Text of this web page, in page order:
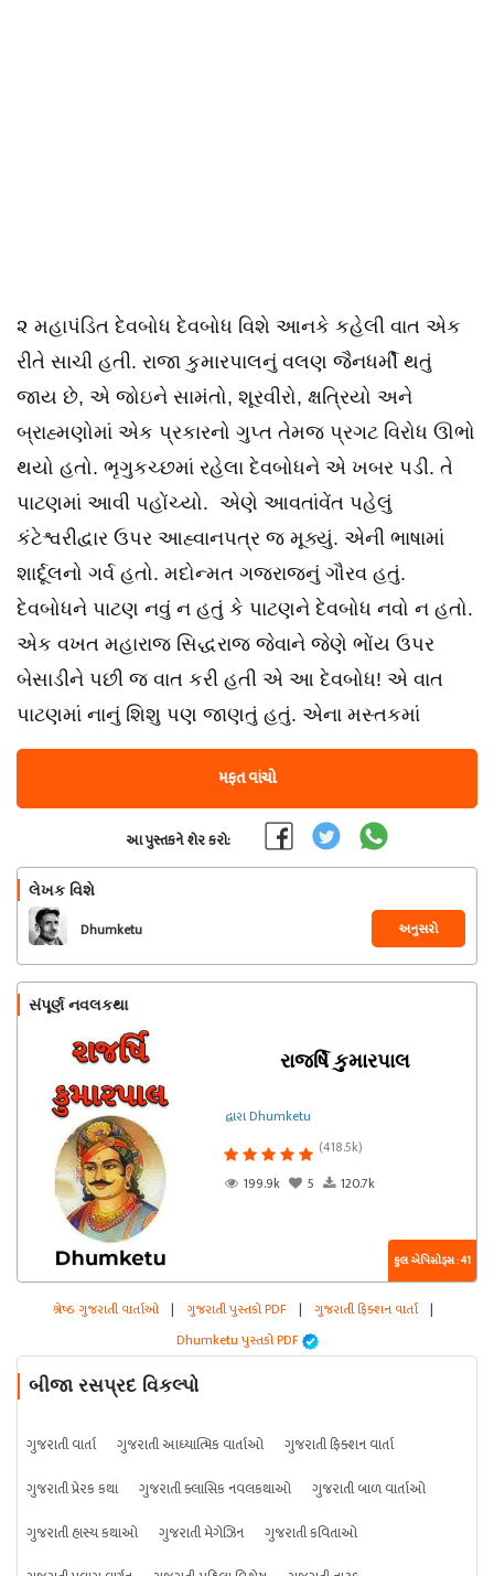
૨ મહાપંડિત દેવબોધ દેવબોધ વિશે આનકે કહેલી વાત એક
રીતે સાચી હતી. રાજા કુમારપાલનું વલણ જૈનધર્મી થતું
જાય છે, એ જોઇને સામંતો, શૂરવીરો, ક્ષત્રિયો અને
બ્રાહ્મણોમાં એક પ્રકારનો ગુપ્ત તેમજ પ્રગટ વિરોધ ઊભો
થયો હતો. ભૃગુકચ્છમાં રહેલા દેવબોધને એ ખબર પડી. તે
પાટણમાં આવી પહોંચ્યો. એણે આવતાંવેંત પહેલું
કંટેશ્વરીદ્વાર ઉપર આહ્વાનપત્ર જ મૂક્યું. એની ભાષામાં
શાર્દૂલનો ગર્વ હતો. મદોન્મત ગજરાજનું ગૌરવ હતું.
દેવબોધને પાટણ નવું ન હતું કે પાટણને દેવબોધ નવો ન હતો.
એક વખત મહારાજ સિદ્ધરાજ જેવાને જેણે ભોંય ઉપર
બેસાડીને પછી જ વાત કરી હતી એ આ દેવબોધ! એ વાત
પાટણમાં નાનું શિશુ પણ જાણતું હતું. એના મસ્તકમાં
મફત વાંચો
આ પુસ્તકને શેર કરો:
લેખક વિશે
Dhumketu અનુસરો
સંપૂર્ણ નવલકથા
રાજર્ષિ કુમારપાલ
દ્વારા Dhumketu
(418.5k)
199.9k
5 120.7k
કુલ એપિસોડ્સ : 41
શ્રેષ્ઠ ગુજરાતી વાર્તાઓ | ગુજરાતી પુસ્તકો PDF | ગુજરાતી ફિક્શન વાર્તા |
Dhumketu પુસ્તકો PDF
બીજા રસપ્રદ વિકલ્પો
ગુજરાતી વાર્તા ગુજરાતી આધ્યાત્મિક વાર્તાઓ
ગુજરાતી ફિક્શન વાર્તા
ગુજરાતી પ્રેરક કથા
ગુજરાતી ક્લાસિક નવલકથાઓ
ગુજરાતી બાળ વાર્તાઓ
ગુજરાતી હાસ્ય કથાઓ
ગુજરાતી મેગેઝિન
ગુજરાતી કવિતાઓ